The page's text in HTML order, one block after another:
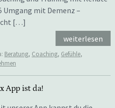
Umgang mit Demenz –
[…]
weiterlesen
Beratung, Coaching, Gefühle,
App ist da!